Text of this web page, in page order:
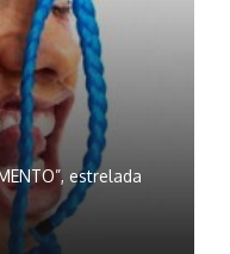
estrelada